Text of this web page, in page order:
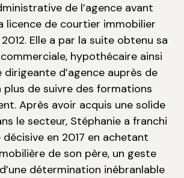
de l’agence avant
licence de courtier immobilier
Elle a par la suite obtenu sa
hypothécaire ainsi
dirigeante d’agence auprès de
plus de suivre des formations
Après avoir acquis une solide
le secteur, Stéphanie a franchi
en 2017 en achetant
de son père, un geste
détermination inébranlable